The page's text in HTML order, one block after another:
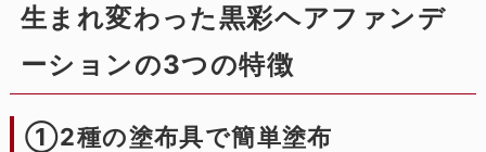
生まれ変わった黒彩ヘアファンデ
ーションの3つの特徴
①2種の塗布具で簡単塗布